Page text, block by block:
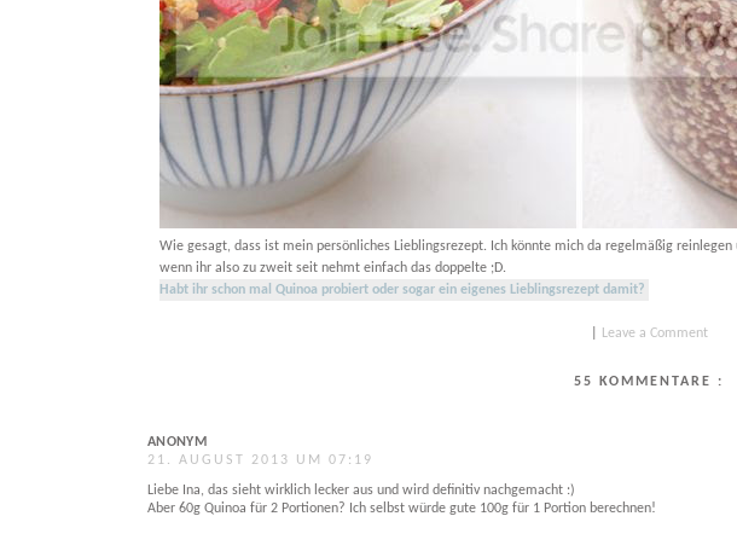
Wie gesagt, dass ist mein persönliches Lieblingsrezept. Ich könnte mich da regelmäßig
wenn ihr also zu zweit seit nehmt einfach das doppelte ;D.
Habt ihr schon mal Quinoa probiert oder sogar ein eigenes Lieblingsrezept damit?
Leave a Comment
55 KOMMENTARE :
ANONYM
21. AUGUST 2013 UM 07:19
Liebe Ina, das sieht wirklich lecker aus und wird definitiv nachgemacht :)
Aber 60g Quinoa für 2 Portionen? Ich selbst würde gute 100g für 1 Portion berechnen!